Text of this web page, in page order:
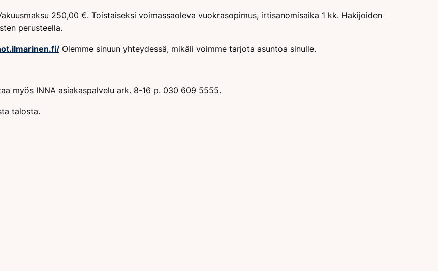
250,00 €. Toistaiseksi voimassaoleva vuokrasopimus, irtisanomisaika 1 kk. Hakijoiden
perusteella.
Olemme sinuun yhteydessä, mikäli voimme tarjota asuntoa sinulle.
myös INNA asiakaspalvelu ark. 8-16 p. 030 609 5555.
talosta.